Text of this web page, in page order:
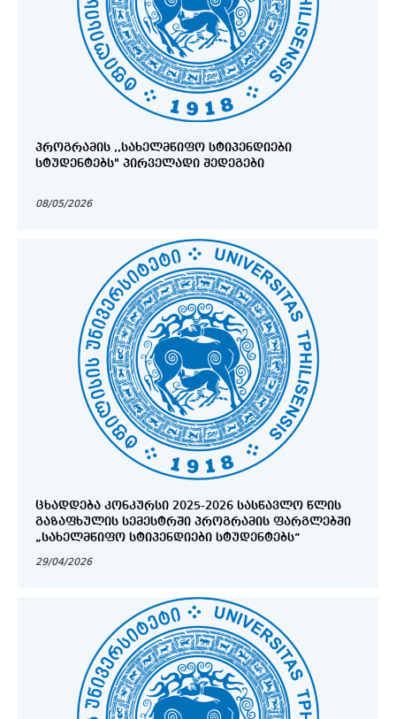
ᲞᲠᲝᲒᲠᲐᲛᲘᲡ ,,ᲡᲐᲮᲔᲚᲛᲬᲘᲤᲝ ᲡᲢᲘᲞᲔᲜᲓᲘᲔᲑᲘ
ᲡᲢᲣᲓᲔᲜᲢᲔᲑᲡ" ᲞᲘᲠᲕᲔᲚᲐᲓᲘ ᲨᲔᲓᲔᲒᲔᲑᲘ
08/05/2026
ᲪᲮᲐᲓᲓᲔᲑᲐ ᲙᲝᲜᲙᲣᲠᲡᲘ 2025-2026 ᲡᲐᲡᲬᲐᲕᲚᲝ ᲬᲚᲘᲡ
ᲒᲐᲖᲐᲤᲮᲣᲚᲘᲡ ᲡᲔᲛᲔᲡᲢᲠᲨᲘ ᲞᲠᲝᲒᲠᲐᲛᲘᲡ ᲤᲐᲠᲒᲚᲔᲑᲨᲘ
„ᲡᲐᲮᲔᲚᲛᲬᲘᲤᲝ ᲡᲢᲘᲞᲔᲜᲓᲘᲔᲑᲘ ᲡᲢᲣᲓᲔᲜᲢᲔᲑᲡ”
29/04/2026